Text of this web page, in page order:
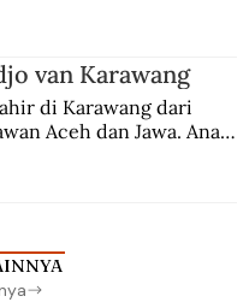
van Karawang
di Karawang dari
Aceh dan Jawa. Anak